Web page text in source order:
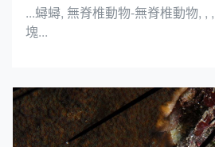
...蟳蟳, 無脊椎動物-無脊椎動物, ,
塊...